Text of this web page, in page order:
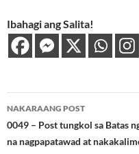
Ibahagi ang Salita!
Post
navigation
NAKARAANG POST
0049 – Post tungkol sa Batas
na nagpapatawad at